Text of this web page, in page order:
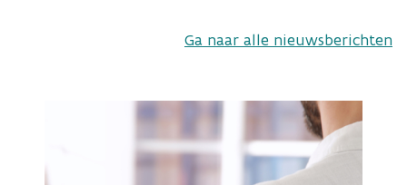
Ga naar alle nieuwsberichten